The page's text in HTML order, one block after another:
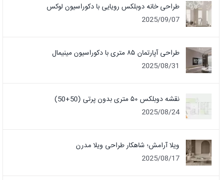
طراحی خانه دوبلکس رویایی با دکوراسیون لوکس
2025/09/07
طراحی آپارتمان ۸۵ متری با دکوراسیون مینیمال
2025/08/31
نقشه دوبلکس ۵۰ متری بدون پرتی (50+50)
2025/08/24
ویلا آرامش؛ شاهکار طراحی ویلا مدرن
2025/08/17